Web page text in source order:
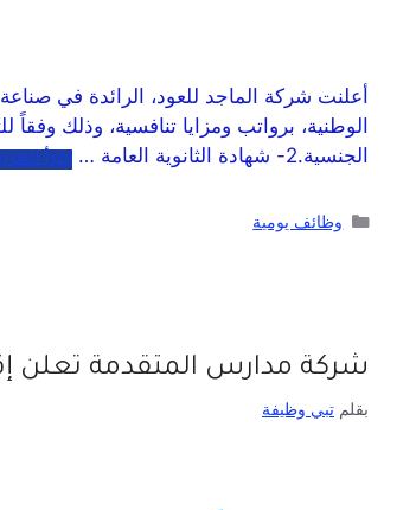
أعلنت شركة الماجد للعود، الرائدة في
الجنسية.2- شهادة الثانوية العامة …
اقرأ
وظائف يومية
شركة مدارس المتقدمة تعلن
بقلم تبي وظيفة